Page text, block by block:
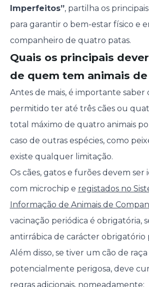
Imperfeitos”, partilha os
para garantir o bem-estar físico e
companheiro de quatro patas.
Quais os principais
de quem tem animais
Antes de mais, é importante saber
permitido ter até três cães ou
total máximo de quatro animais
caso de outras espécies, como
existe qualquer limitação.
Os cães, gatos e furões devem ser
com microchip e registados no
Informação de Animais de
vacinação periódica é obrigatória,
antirrábica de carácter obrigatório
Além disso, se tiver um cão de
potencialmente perigosa, deve
regras adicionais, nomeadamente: